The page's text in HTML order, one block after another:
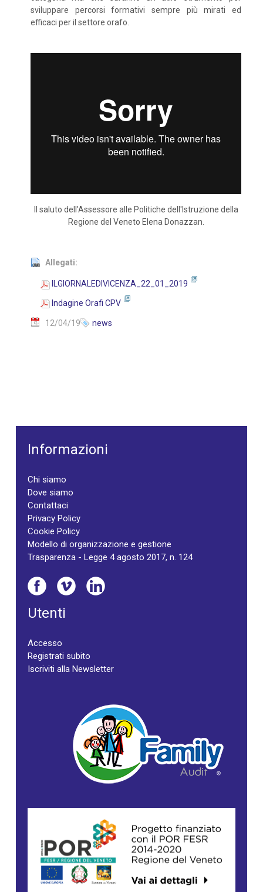
sviluppare percorsi formativi sempre più mirati ed
efficaci per il settore orafo.
Il saluto dell'Assessore alle Politiche dell'Istruzione della
Regione del Veneto Elena Donazzan.
Allegati:
ILGIORNALEDIVICENZA_22_01_2019
Indagine Orafi CPV
12/04/19 news
Informazioni
Chi siamo
Dove siamo
Contattaci
Privacy Policy
Cookie Policy
Modello di organizzazione e gestione
Trasparenza - Legge 4 agosto 2017, n. 124
Utenti
Accesso
Registrati subito
Iscriviti alla Newsletter